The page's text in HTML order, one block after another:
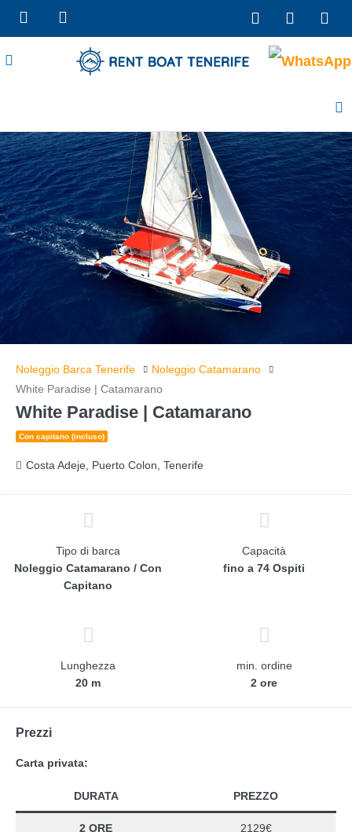
Noleggio Barca Tenerife
Noleggio Catamarano
White Paradise | Catamarano
White Paradise | Catamarano
Con capitano (incluso)
Costa Adeje, Puerto Colon, Tenerife
Tipo di barca
Noleggio Catamarano / Con
Capitano
Capacità
fino a 74 Ospiti
Lunghezza
20 m
min. ordine
2 ore
Prezzi
Carta privata:
DURATA PREZZO
2 ORE 2129€